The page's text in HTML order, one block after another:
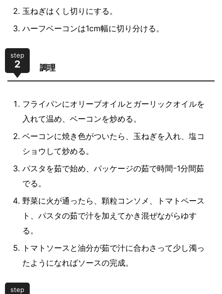
玉ねぎはくし切りにする。
ハーフベーコンは1cm幅に切り分ける。
step
2 調理
フライパンにオリーブオイルとガーリックオイルを
入れて温め、ベーコンを炒める。
ベーコンに焼き色がついたら、玉ねぎを入れ、塩コ
ショウして炒める。
パスタを茹で始め、パッケージの茹で時間ｰ1分間茹
でる。
野菜に火が通ったら、顆粒コンソメ、トマトペース
ト、パスタの茹で汁を加えてかき混ぜながらゆす
る。
トマトソースと油分が茹で汁に合わさって少し濁っ
たようになればソースの完成。
step